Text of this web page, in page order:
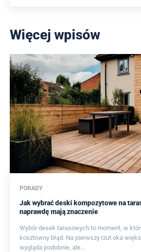
Więcej wpisów
PORADY
Jak wybrać deski kompozytowe na
naprawdę mają znaczenie
Wybór desek tarasowych to moment, w
kosztowny błąd. Na pierwszy rzut oka
wygląda podobnie, ale...